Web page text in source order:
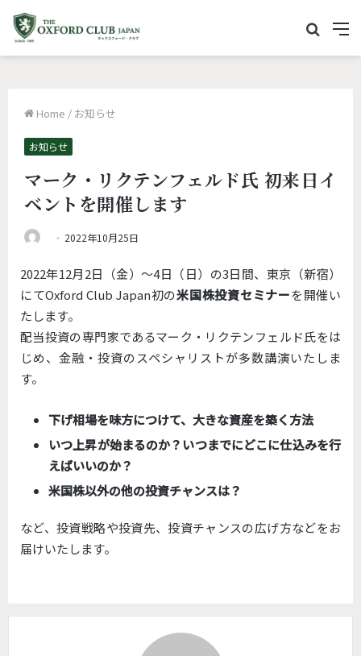
M
e
イ
索
Home / お知らせ
お知らせ
マーク・リクテンフェルド氏 初来日イ
ベントを開催します
2022年10月25日
2022年12月2日（金）〜4日（日）の3日間、東京（新宿）
にてOxford Club Japan初の米国株投資セミナーを開催い
たします。
配当投資の専門家であるマーク・リクテンフェルド氏をは
じめ、金融・投資のスペシャリストが多数講演いたしま
す。
下げ相場を味方につけて、大きな資産を築く方法
いつ上昇が始まるのか？いつまでにどこに仕込みを行
えばいいのか？
米国株以外の他の投資チャンスは？
など、投資戦略や投資先、投資チャンスの広げ方などをお
届けいたします。